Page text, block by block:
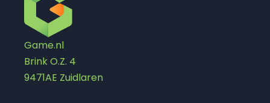
Game.nl
Brink O.Z. 4
9471AE Zuidlaren